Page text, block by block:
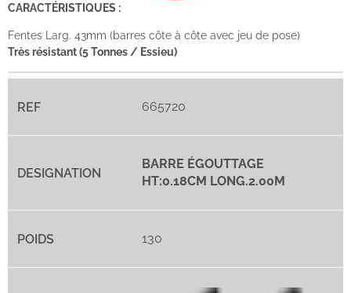
CARACTÉRISTIQUES :
Fentes Larg. 43mm (barres côte à côte avec jeu de pose)
Très résistant (5 Tonnes / Essieu)
665720
BARRE ÉGOUTTAGE
HT:0.18CM LONG.2.00M
130